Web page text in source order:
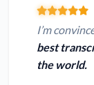
I’m
best
the world.